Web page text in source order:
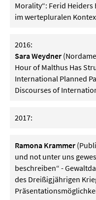
Morality“: Ferid
im wertepluralen
2016:
Sara Weydner
Hour of Malthus Has
International Planned
Discourses of
2017:
Ramona Krammer
und not unter uns
beschreiben“ -
des Dreißigjährigen